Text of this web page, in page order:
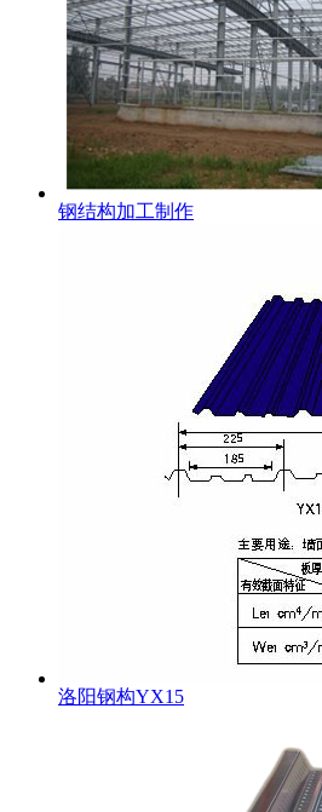
钢结构加工制作
洛阳钢构YX15